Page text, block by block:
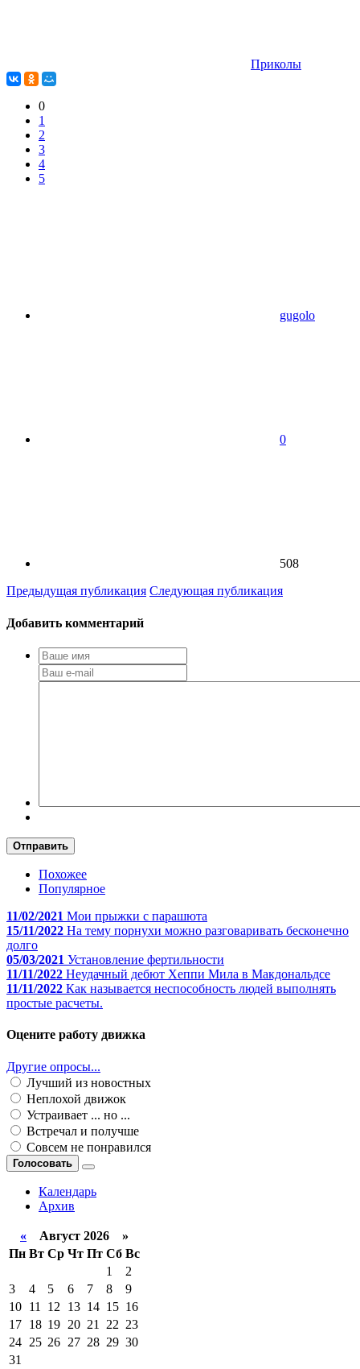
Приколы
0
1
2
3
4
5
gugolo
0
508
Предыдущая публикация Следующая публикация
Добавить комментарий
Отправить
Похожее
Популярное
11/02/2021 Мои прыжки с парашюта
15/11/2022 На тему порнухи можно разговаривать бесконечно
долго
05/03/2021 Установление фертильности
11/11/2022 Неудачный дебют Хеппи Мила в Макдональдсе
11/11/2022 Как называется неспособность людей выполнять
простые расчеты.
Оцените работу движка
Другие опросы...
Лучший из новостных
Неплохой движок
Устраивает ... но ...
Встречал и получше
Совсем не понравился
Голосовать
Календарь
Архив
« Август 2026 »
Пн Вт Ср Чт Пт Сб Вс
1
2
3
4 5 6 7 8
9
10 11 12 13 14 15 16
17 18 19 20 21 22 23
24 25 26 27 28 29 30
31